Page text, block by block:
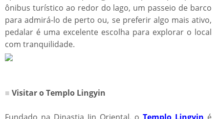
ônibus turístico ao redor do lago, um passeio de barco
para admirá-lo de perto ou, se preferir algo mais ativo,
pedalar é uma excelente escolha para explorar o local
com tranquilidade.
■ Visitar o Templo Lingyin